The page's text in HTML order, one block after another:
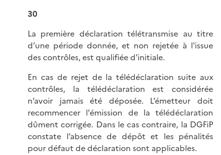
30
La première déclaration télétransmise au titre
d’une période donnée, et non rejetée à l'issue
des contrôles, est qualifiée d'initiale.
En cas de rejet de la télédéclaration suite aux
contrôles, la télédéclaration est considérée
n’avoir jamais été déposée. L’émetteur doit
recommencer l'émission de la télédéclaration
dûment corrigée. Dans le cas contraire, la DGFiP
constate l’absence de dépôt et les pénalités
pour défaut de déclaration sont applicables.